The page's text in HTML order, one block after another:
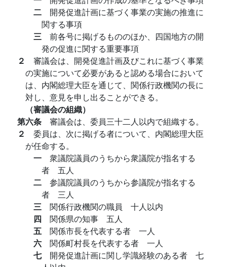
二 開発促進計画に基づく事業の実施の推進に
関する事項
三 前各号に掲げるもののほか、四国地方の開
発の促進に関する重要事項
２ 審議会は、開発促進計画及びこれに基づく事業
の実施について必要があると認める場合において
は、内閣総理大臣を通じて、関係行政機関の長に
対し、意見を申し出ることができる。
（審議会の組織）
第六条 審議会は、委員三十二人以内で組織する。
２ 委員は、次に掲げる者について、内閣総理大臣
が任命する。
一 衆議院議員のうちから衆議院が指名する
者 五人
二 参議院議員のうちから参議院が指名する
者 三人
三 関係行政機関の職員 十人以内
四 関係県の知事 五人
五 関係市長を代表する者 一人
六 関係町村長を代表する者 一人
七 開発促進計画に関し学識経験のある者 七